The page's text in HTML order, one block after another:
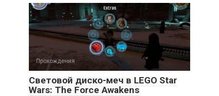
Прохождения
Световой диско-меч в LEGO Star
Wars: The Force Awakens